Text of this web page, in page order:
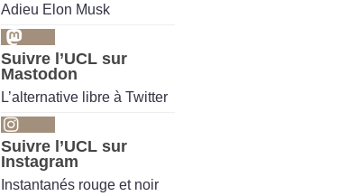
Adieu Elon Musk
Suivre l’UCL sur
Mastodon
L’alternative libre à Twitter
Suivre l’UCL sur
Instagram
Instantanés rouge et noir